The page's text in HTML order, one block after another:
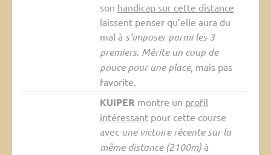
son handicap sur cette distance
laissent penser qu’elle aura du
mal à s’imposer parmi les 3
premiers. Mérite un coup de
pouce pour une place, mais pas
favorite.
KUIPER montre un profil
intéressantpour cette course
avec une victoire récente sur la
même distance (2100m)à